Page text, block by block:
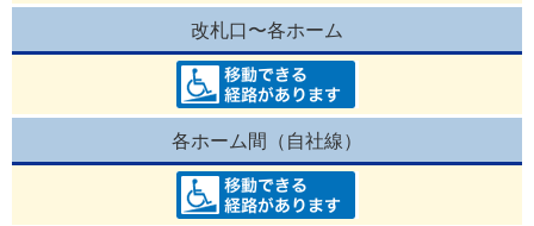
改札口〜各ホーム
各ホーム間（自社線）